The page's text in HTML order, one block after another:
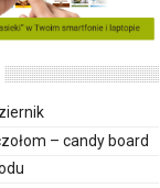
– candy board